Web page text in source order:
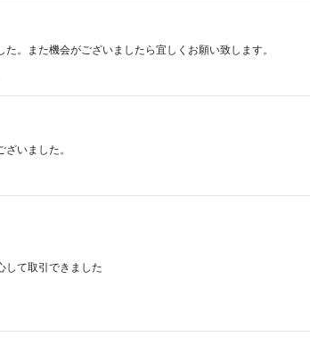
。また機会がございましたら宜しくお願い致します。
いました。
して取引できました